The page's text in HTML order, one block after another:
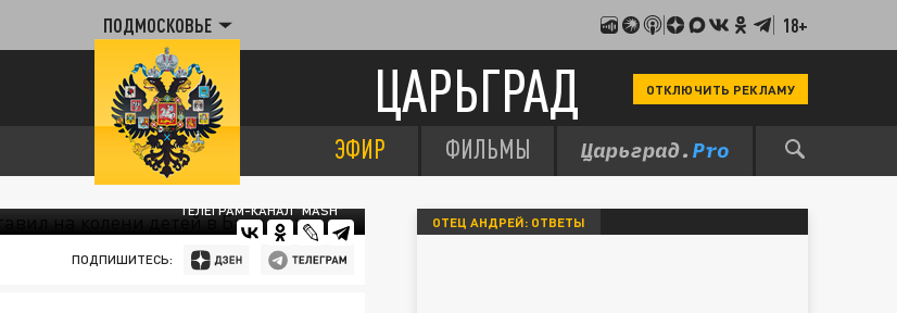
ПОДМОСКОВЬЕ 18+
ЦАРЬГРАД ОТКЛЮЧИТЬ РЕКЛАМУ
ЭФИР ФИЛЬМЫ
ТЕЛЕГРАМ-КАНАЛ "MASH"
ПОДПИШИТЕСЬ:
ОТЕЦ АНДРЕЙ: ОТВЕТЫ